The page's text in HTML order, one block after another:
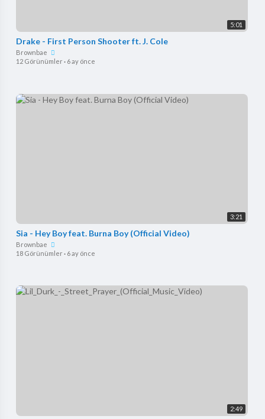
5:01
Drake - First Person Shooter ft. J. Cole
Brownbae
12 Görünümler · 6 ay önce
3:21
Sia - Hey Boy feat. Burna Boy (Official Video)
Brownbae
18 Görünümler · 6 ay önce
2:49